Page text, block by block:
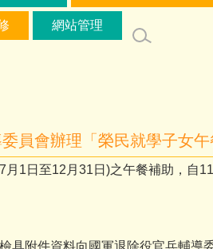
網站管理
員會辦理「榮民就學子女
月1日至12月31日)之午餐補助，自
具附件資料向國軍退除役官兵輔導